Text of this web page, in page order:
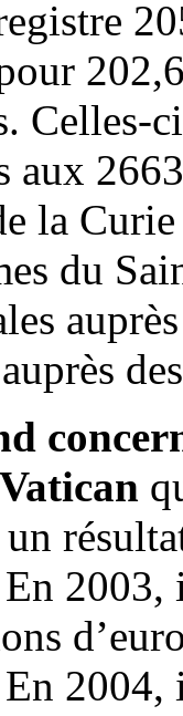
Celles-
aux
la
du
En
En